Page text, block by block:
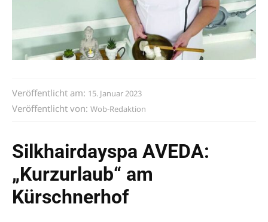
Veröffentlicht am: 15. Januar 2023
Veröffentlicht von: Wob-Redaktion
Silkhairdayspa AVEDA:
„Kurzurlaub“ am
Kürschnerhof